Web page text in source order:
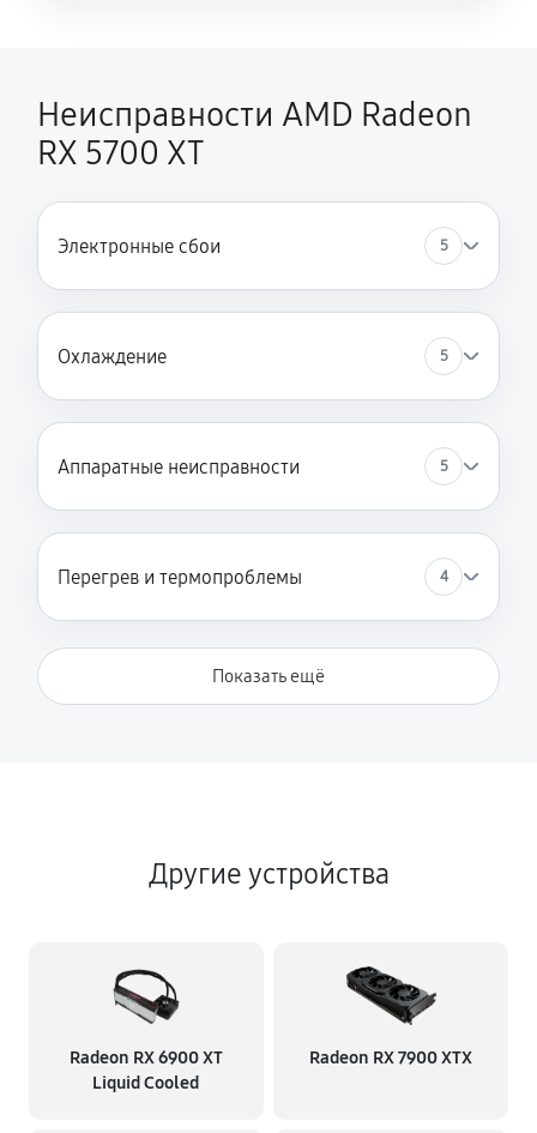
Неисправности AMD Radeon
RX 5700 XT
Электронные сбои 5
Охлаждение 5
Аппаратные неисправности 5
Перегрев и термопроблемы 4
Показать ещё
Другие устройства
Radeon RX 6900 XT
Liquid Cooled
Radeon RX 7900 XTX